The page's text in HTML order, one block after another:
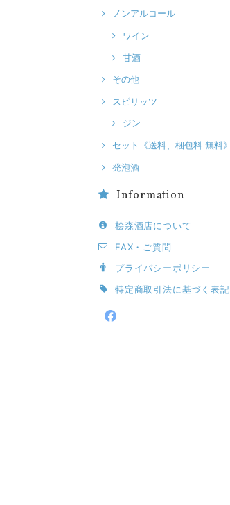
ノンアルコール
ワイン
甘酒
その他
スピリッツ
ジン
セット《送料、梱包料 無料》
発泡酒
Information
桧森酒店について
FAX・ご質問
プライバシーポリシー
特定商取引法に基づく表記